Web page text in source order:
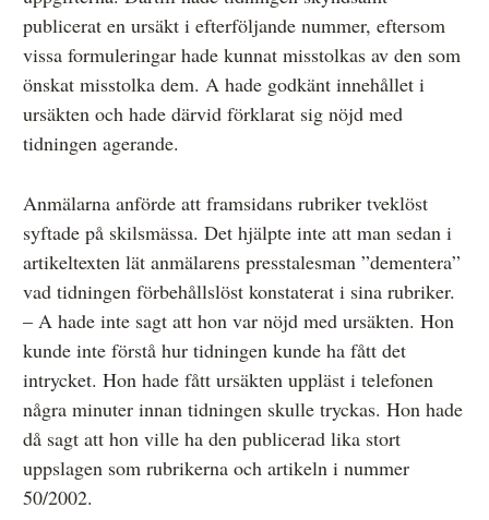
publicerat en ursäkt i efterföljande nummer, eftersom
vissa formuleringar hade kunnat misstolkas av den som
önskat misstolka dem. A hade godkänt innehållet i
ursäkten och hade därvid förklarat sig nöjd med
tidningen agerande.
Anmälarna anförde att framsidans rubriker tveklöst
syftade på skilsmässa. Det hjälpte inte att man sedan i
artikeltexten lät anmälarens presstalesman ”dementera”
vad tidningen förbehållslöst konstaterat i sina rubriker.
– A hade inte sagt att hon var nöjd med ursäkten. Hon
kunde inte förstå hur tidningen kunde ha fått det
intrycket. Hon hade fått ursäkten uppläst i telefonen
några minuter innan tidningen skulle tryckas. Hon hade
då sagt att hon ville ha den publicerad lika stort
uppslagen som rubrikerna och artikeln i nummer
50/2002.